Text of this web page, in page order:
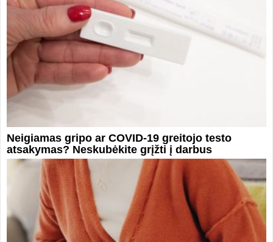
Neigiamas gripo ar COVID-19 greitojo testo
atsakymas? Neskubėkite grįžti į darbus